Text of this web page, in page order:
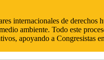
internacionales de derechos
ambiente. Todo este
apoyando a Congresistas